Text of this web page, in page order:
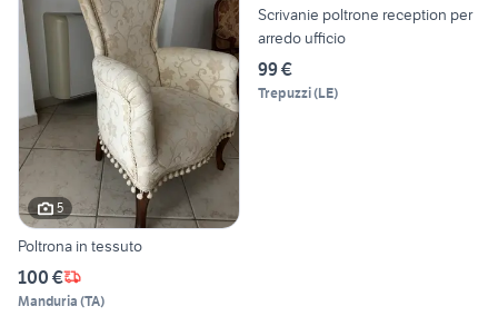
5
Poltrona in tessuto
100 €
Manduria (TA)
Scrivanie poltrone reception per
arredo ufficio
99 €
Trepuzzi(LE)